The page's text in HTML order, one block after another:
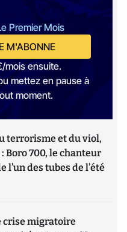
Premier Mois
M'ABONNE
mois ensuite.
mettez en pause à
moment.
terrorisme et du viol,
Boro 700, le chanteur
l’un des tubes de l’été
crise migratoire